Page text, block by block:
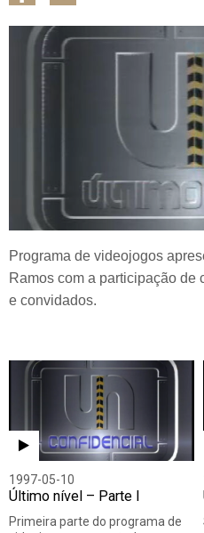
Programa de videojogos
Ramos com a participação de
e convidados.
1997-05-10
Último nível – Parte I
Primeira parte do programa de